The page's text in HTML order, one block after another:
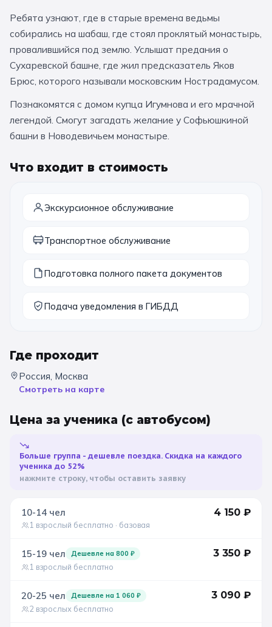
Усадьбы и заповедники Экологические
Народные промыслы
Квесты Мастер-классы
🎓 ПО КЛАССАМ
Дошкольники
7 класс 8 класс
9 класс
Все предметы
География
Дарвиновский музей Ещё 6
Москва
Санкт-Петербург
Золотое кольцо
Рязань Мурманск Волгоград
Ребята узнают, где в старые времена ведьмы
собирались на шабаш, где стоял проклятый монастырь,
провалившийся под землю. Услышат предания о
Сухаревской башне, где жил предсказатель Яков
Брюс, которого называли московским Нострадамусом.
Познакомятся с домом купца Игумнова и его мрачной
легендой. Смогут загадать желание у Софьюшкиной
башни в Новодевичьем монастыре.
Что входит в стоимость
Экскурсионное обслуживание
Транспортное обслуживание
Подготовка полного пакета документов
Подача уведомления в ГИБДД
Где проходит
Россия, Москва
Смотреть на карте
Цена за ученика (с автобусом)
Больше группа - дешевле поездка. Скидка на каждого
ученика до 52%
нажмите строку, чтобы оставить заявку
10-14 чел
1 взрослый бесплатно · базовая
4 150 ₽
15-19 чел Дешевле на 800 ₽
1 взрослый бесплатно
3 350 ₽
20-25 чел Дешевле на 1 060 ₽
2 взрослых бесплатно
3 090 ₽